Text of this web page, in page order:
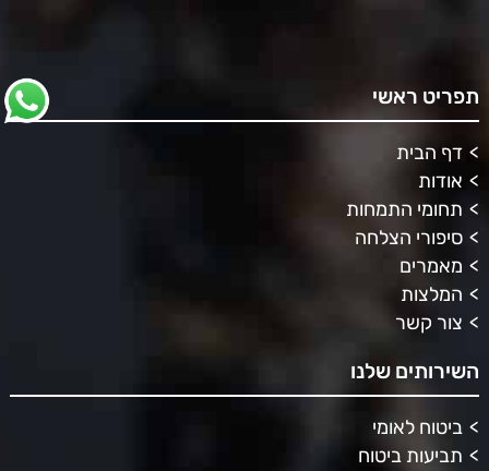
תפריט ראשי
דף הבית
אודות
תחומי התמחות
סיפורי הצלחה
מאמרים
המלצות
צור קשר
השירותים שלנו
ביטוח לאומי
תביעות ביטוח